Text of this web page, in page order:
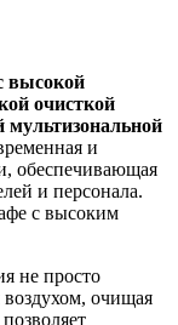
высокой
очисткой
мультизональной
и
обеспечивающая
и персонала.
с высоким
не просто
очищая